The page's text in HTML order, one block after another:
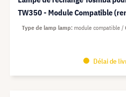
TW350 - Module Compatible
Délai de
Type de lamp lamp module compatible